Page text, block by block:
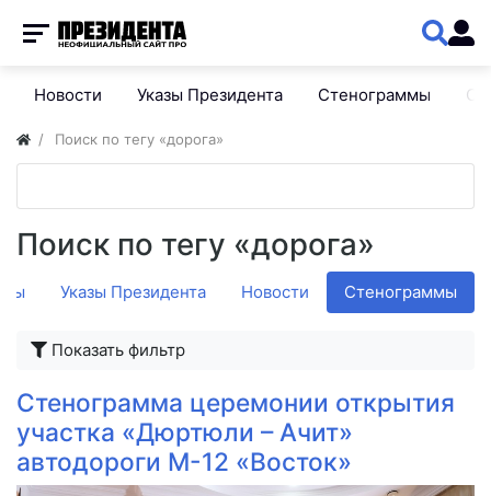
Новости Указы Президента Стенограммы
Поиск по тегу «дорога»
Поиск по тегу «дорога»
Указы Президента Новости Стенограммы
Показать фильтр
Стенограмма церемонии открытия
участка «Дюртюли – Ачит»
автодороги М-12 «Восток»